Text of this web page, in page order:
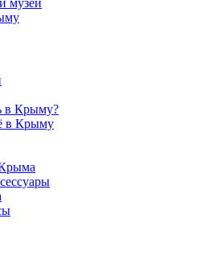
музей
в Крыму?
в Крыму